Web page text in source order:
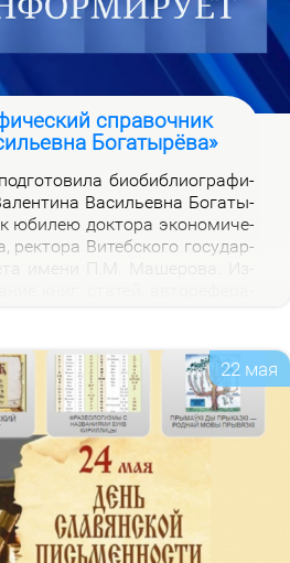
справочник
Богатырёва»
био­биб­лио­гра­фи­
Ва­си­льев­на Бо­га­ты­
юби­лею док­то­ра эко­но­ми­че­
рек­то­ра Ви­теб­ско­го го­судар­
22 мая